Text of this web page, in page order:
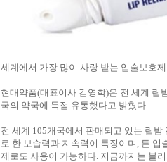
세계에서 가장 많이 사랑 받는 입술보호
현대약품(대표이사 김영학)은 전 세계 립
국의 약국에 독점 유통했다고 밝혔다.
전 세계 105개국에서 판매되고 있는 립
로 한 보습력과 지속력이 특징이며, 튼
제로도 사용이 가능하다. 지금까지는 블